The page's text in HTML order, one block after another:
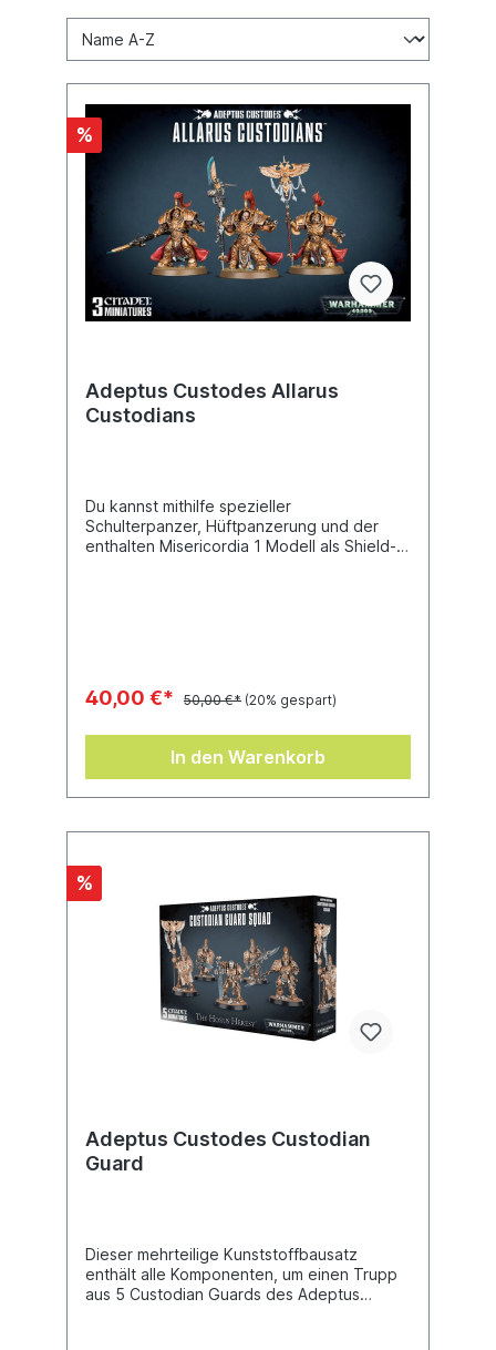
%
Adeptus Custodes Allarus
Custodians
Du kannst mithilfe spezieller
Schulterpanzer, Hüftpanzerung und der
enthalten Misericordia 1 Modell als Shield-
40,00 €* 50,00 €* (20% gespart)
In den Warenkorb
%
Adeptus Custodes Custodian
Guard
Dieser mehrteilige Kunststoffbausatz
enthält alle Komponenten, um einen Trupp
aus 5 Custodian Guards des Adeptus